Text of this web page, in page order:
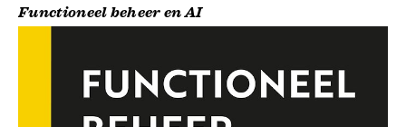
Functioneel beheer en AI